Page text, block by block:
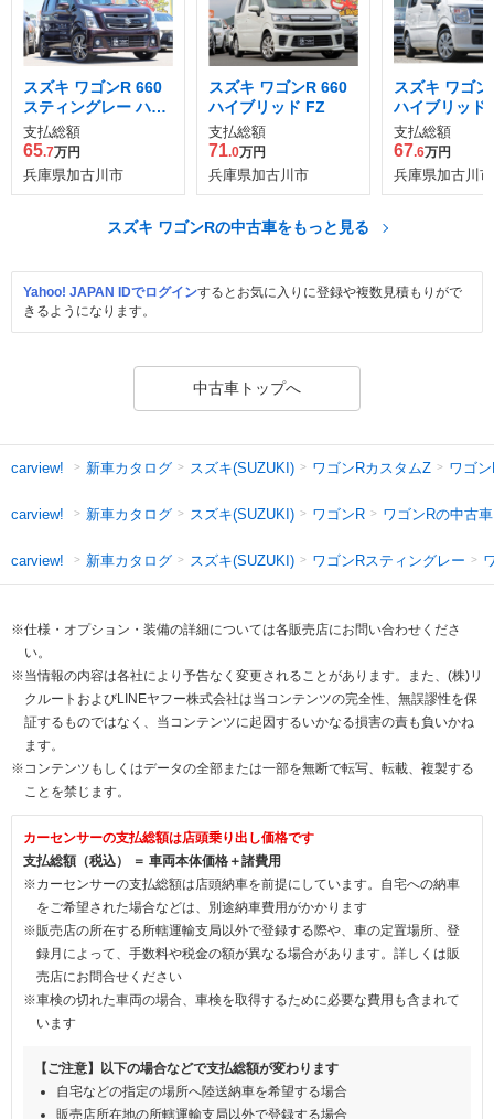
スズキ ワゴンR 660
スティングレー ハイ
ブリッド T
支払総額
65.7万円
兵庫県加古川市
スズキ ワゴンR 660
ハイブリッド FZ
支払総額
71.0万円
兵庫県加古川市
スズキ ワゴ
ハイブリッド
支払総額
67.6万円
兵庫県加古川市
スズキ ワゴンRの中古車をもっと見る
Yahoo! JAPAN IDでログインするとお気に入りに登録や複数見積もりがで
きるようになります。
中古車トップへ
carview! 新車カタログ スズキ(SUZUKI) ワゴンRカスタムZ ワゴ
carview! 新車カタログ スズキ(SUZUKI) ワゴンR ワゴンRの中古車
carview! 新車カタログ スズキ(SUZUKI) ワゴンRスティングレー
※仕様・オプション・装備の詳細については各販売店にお問い合わせくださ
い。
※当情報の内容は各社により予告なく変更されることがあります。また、(株)リ
クルートおよびLINEヤフー株式会社は当コンテンツの完全性、無誤謬性を保
証するものではなく、当コンテンツに起因するいかなる損害の責も負いかね
ます。
※コンテンツもしくはデータの全部または一部を無断で転写、転載、複製する
ことを禁じます。
カーセンサーの支払総額は店頭乗り出し価格です
支払総額（税込） ＝ 車両本体価格＋諸費用
※カーセンサーの支払総額は店頭納車を前提にしています。自宅への納車
をご希望された場合などは、別途納車費用がかかります
※販売店の所在する所轄運輸支局以外で登録する際や、車の定置場所、登
録月によって、手数料や税金の額が異なる場合があります。詳しくは販
売店にお問合せください
※車検の切れた車両の場合、車検を取得するために必要な費用も含まれて
います
【ご注意】以下の場合などで支払総額が変わります
自宅などの指定の場所へ陸送納車を希望する場合
販売店所在地の所轄運輸支局以外で登録する場合